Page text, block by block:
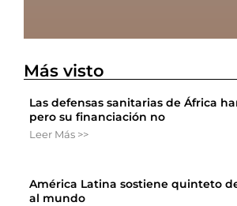
Más visto
Las defensas sanitarias de África
pero su financiación no
Leer Más >>
América Latina sostiene quinteto
al mundo